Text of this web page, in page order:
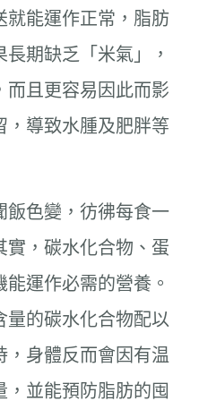
就能運作正常，脂肪
期缺乏「米氣」，
而且更容易因此而影
，導致水腫及肥胖等
飯色變，彷彿每食一
實，碳水化合物、蛋
運作必需的營養。
量的碳水化合物配以
，身體反而會因有温
並能預防脂肪的囤